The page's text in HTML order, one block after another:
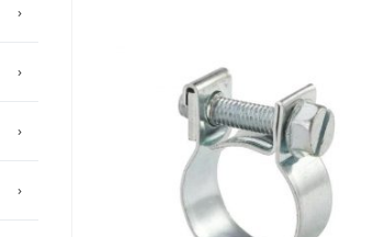
›
›
›
›